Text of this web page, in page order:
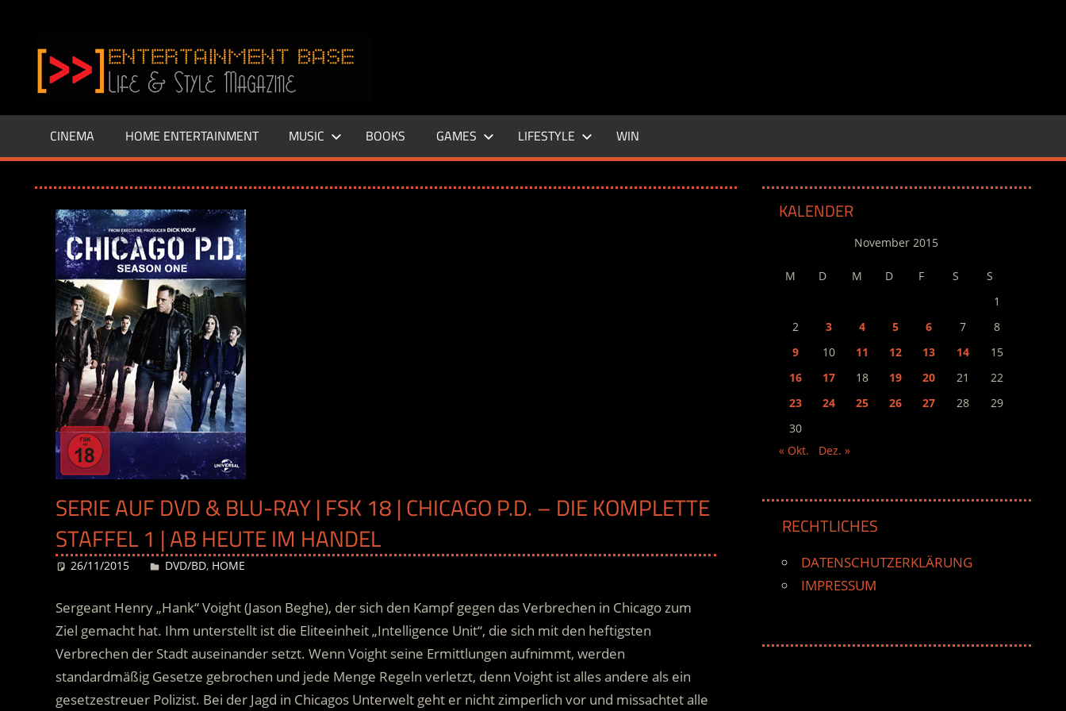
springen
–
LIFE
Base.de
CINEMA HOME ENTERTAINMENT MUSIC BOOKS GAMES LIFESTYLE WIN
SERIE AUF DVD & BLU-RAY | FSK 18 | CHICAGO P.D. – DIE KOMPLETTE
STAFFEL 1 | AB HEUTE IM HANDEL
26/11/2015 Desiree
DVD/BD, HOME
Sergeant Henry „Hank“ Voight (Jason Beghe), der sich den Kampf gegen das Verbrechen in Chicago zum
Ziel gemacht hat. Ihm unterstellt ist die Eliteeinheit „Intelligence Unit“, die sich mit den heftigsten
Verbrechen der Stadt auseinander setzt. Wenn Voight seine Ermittlungen aufnimmt, werden
standardmäßig Gesetze gebrochen und jede Menge Regeln verletzt, denn Voight ist alles andere als ein
gesetzestreuer Polizist. Bei der Jagd in Chicagos Unterwelt geht er nicht zimperlich vor und missachtet alle
KALENDER
November 2015
M D M D F S
S
1
2
3 4 5 6 7
8
9
10 11 12 13 14
15
16
17 18 19 20 21
22
23
24 25 26 27 28
29
30
« Okt.
Dez. »
RECHTLICHES
DATENSCHUTZERKLÄRUNG
IMPRESSUM